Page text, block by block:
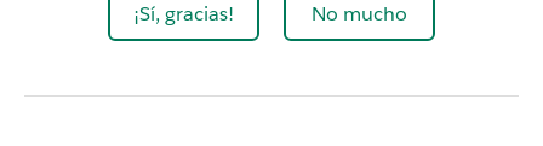
¡Sí, gracias! No mucho